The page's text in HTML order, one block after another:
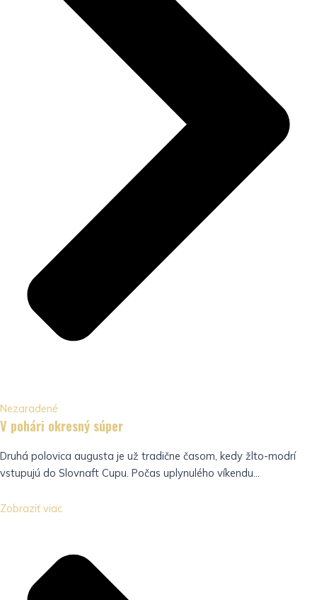
Nezaradené
V pohári okresný súper
Druhá polovica augusta je už tradične časom, kedy žlto-modrí
vstupujú do Slovnaft Cupu. Počas uplynulého víkendu...
Zobraziť viac